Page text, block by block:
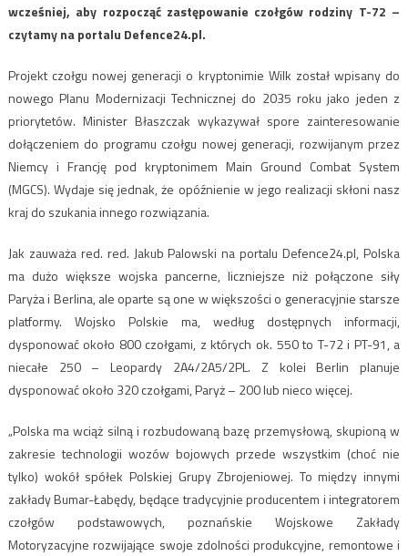
wcześniej, aby rozpocząć zastępowanie czołgów rodziny T-72 –
czytamy na portalu Defence24.pl.
Projekt czołgu nowej generacji o kryptonimie Wilk został wpisany do
nowego Planu Modernizacji Technicznej do 2035 roku jako jeden z
priorytetów. Minister Błaszczak wykazywał spore zainteresowanie
dołączeniem do programu czołgu nowej generacji, rozwijanym przez
Niemcy i Francję pod kryptonimem Main Ground Combat System
(MGCS). Wydaje się jednak, że opóźnienie w jego realizacji skłoni nasz
kraj do szukania innego rozwiązania.
Jak zauważa red. red. Jakub Palowski na portalu Defence24.pl, Polska
ma dużo większe wojska pancerne, liczniejsze niż połączone siły
Paryża i Berlina, ale oparte są one w większości o generacyjnie starsze
platformy. Wojsko Polskie ma, według dostępnych informacji,
dysponować około 800 czołgami, z których ok. 550 to T-72 i PT-91, a
niecałe 250 – Leopardy 2A4/2A5/2PL. Z kolei Berlin planuje
dysponować około 320 czołgami, Paryż – 200 lub nieco więcej.
„Polska ma wciąż silną i rozbudowaną bazę przemysłową, skupioną w
zakresie technologii wozów bojowych przede wszystkim (choć nie
tylko) wokół spółek Polskiej Grupy Zbrojeniowej. To między innymi
zakłady Bumar-Łabędy, będące tradycyjnie producentem i integratorem
czołgów podstawowych, poznańskie Wojskowe Zakłady
Motoryzacyjne rozwijające swoje zdolności produkcyjne, remontowe i